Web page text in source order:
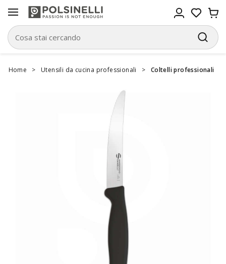
Home > Utensili da cucina professionali > Coltelli professionali